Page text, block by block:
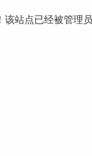
该站点已经被管理